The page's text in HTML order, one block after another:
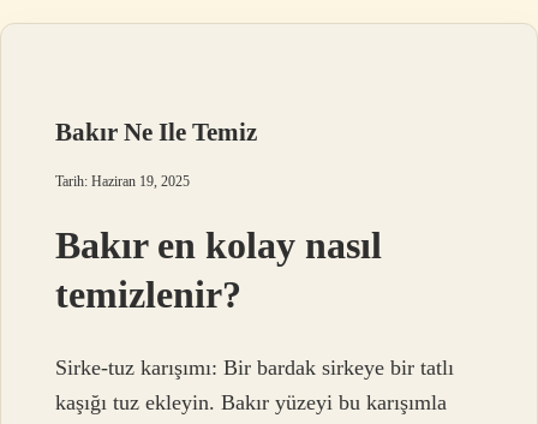
Bakır Ne Ile Temiz
Tarih: Haziran 19, 2025
Bakır en kolay nasıl
temizlenir?
Sirke-tuz karışımı: Bir bardak sirkeye bir tatlı
kaşığı tuz ekleyin. Bakır yüzeyi bu karışımla